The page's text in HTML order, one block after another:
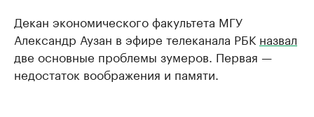
Декан экономического факультета МГУ
Александр Аузан в эфире телеканала РБК назвал
две основные проблемы зумеров. Первая —
недостаток воображения и памяти.